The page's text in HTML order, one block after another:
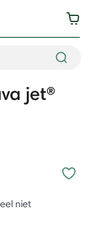
jet®
niet